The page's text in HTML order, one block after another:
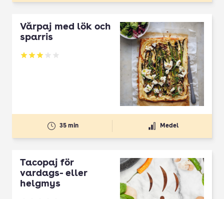
Vårpaj med lök och
sparris
Betyg: 3 av 5
35 min Medel
Tacopaj för
vardags- eller
helgmys